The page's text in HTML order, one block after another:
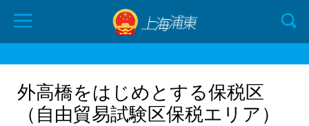
外高橋をはじめとする保税区
（自由貿易試験区保税エリア）